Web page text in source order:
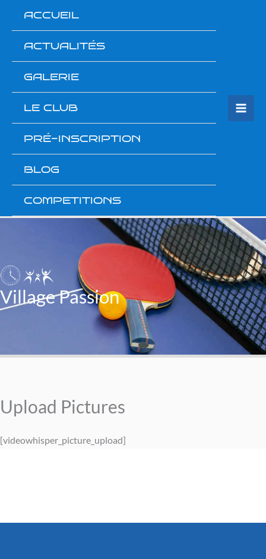
contenu
ACCUEIL
ACTUALITÉS
GALERIE
LE CLUB
PRÉ-INSCRIPTION
BLOG
COMPETITIONS
Village Passion
Upload Pictures
[videowhisper_picture_upload]